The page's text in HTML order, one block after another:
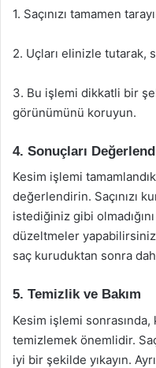
1. Saçınızı tamamen
2. Uçları elinizle tutarak,
3. Bu işlemi dikkatli bir
görünümünü koruyun.
4. Sonuçları
Kesim işlemi
değerlendirin. Saçınızı
istediğiniz gibi
düzeltmeler
saç kuruduktan sonra
5. Temizlik ve Bakım
Kesim işlemi sonrasında,
temizlemek önemlidir.
iyi bir şekilde yıkayın.